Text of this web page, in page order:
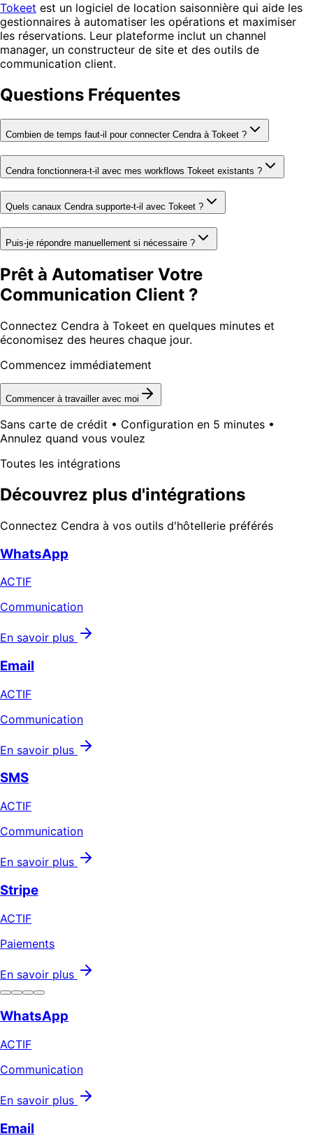
Tokeet est un logiciel de location saisonnière qui aide les
gestionnaires à automatiser les opérations et maximiser
les réservations. Leur plateforme inclut un channel
manager, un constructeur de site et des outils de
communication client.
Questions Fréquentes
Combien de temps faut-il pour connecter Cendra à Tokeet ?
Cendra fonctionnera-t-il avec mes workflows Tokeet existants ?
Quels canaux Cendra supporte-t-il avec Tokeet ?
Puis-je répondre manuellement si nécessaire ?
Prêt à Automatiser Votre
Communication Client ?
Connectez Cendra à Tokeet en quelques minutes et
économisez des heures chaque jour.
Commencez immédiatement
Commencer à travailler avec moi
Sans carte de crédit • Configuration en 5 minutes •
Annulez quand vous voulez
Toutes les intégrations
Découvrez plus d'intégrations
Connectez Cendra à vos outils d'hôtellerie préférés
WhatsApp
ACTIF
Communication
En savoir plus
Email
ACTIF
Communication
En savoir plus
SMS
ACTIF
Communication
En savoir plus
Stripe
ACTIF
Paiements
En savoir plus
WhatsApp
ACTIF
Communication
En savoir plus
Email